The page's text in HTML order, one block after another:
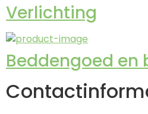
Verlichting
Beddengoed en